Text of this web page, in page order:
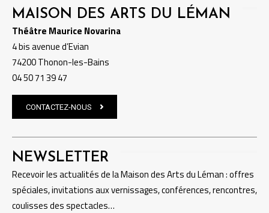
MAISON DES ARTS DU LÉMAN
Théâtre Maurice Novarina
4 bis avenue d’Evian
74200 Thonon-les-Bains
04 50 71 39 47
CONTACTEZ-NOUS
NEWSLETTER
Recevoir les actualités de la Maison des Arts du Léman : offres
spéciales, invitations aux vernissages, conférences, rencontres,
coulisses des spectacles…